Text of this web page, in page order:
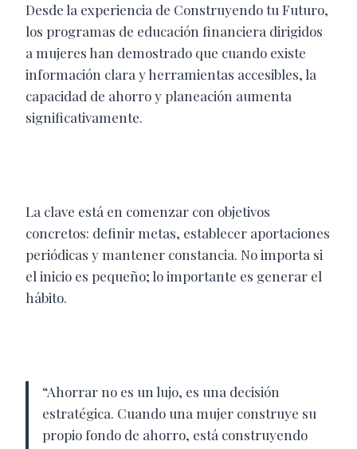
Desde la experiencia de Construyendo tu Futuro,
los programas de educación financiera dirigidos
a mujeres han demostrado que cuando existe
información clara y herramientas accesibles, la
capacidad de ahorro y planeación aumenta
significativamente.
La clave está en comenzar con objetivos
concretos: definir metas, establecer aportaciones
periódicas y mantener constancia. No importa si
el inicio es pequeño; lo importante es generar el
hábito.
“Ahorrar no es un lujo, es una decisión
estratégica. Cuando una mujer construye su
propio fondo de ahorro, está construyendo